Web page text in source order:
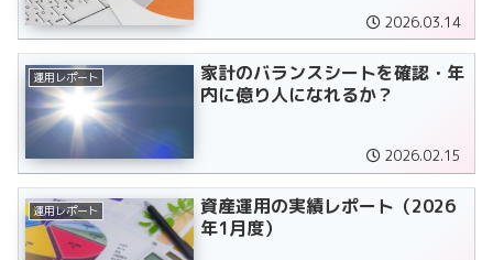
2026.03.14
運用レポート
家計のバランスシートを確認・年
内に億り人になれるか？
2026.02.15
運用レポート
資産運用の実績レポート（2026
年1月度）